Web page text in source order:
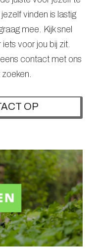
vinden is lastig
mee. Kijk snel
voor jou bij zit.
contact met ons
OP